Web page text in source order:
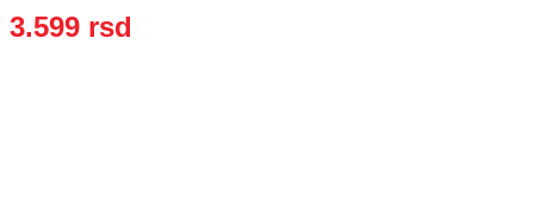
3.599 rsd